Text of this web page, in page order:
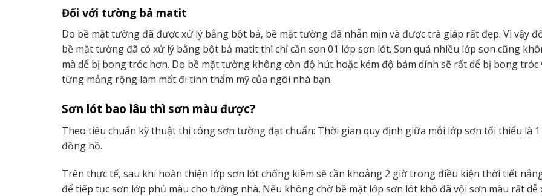
Đối với tường bả matit
Do bề mặt tường đã được xử lý bằng bột bả, bề mặt tường đã nhẵn mịn và được trà giáp rất đẹp. Vì vậy
bề mặt tường đã có xử lý bằng bột bả matit thì chỉ cần sơn 01 lớp sơn lót. Sơn quá nhiều lớp sơn cũng
mà dể bị bong tróc hơn. Do bề mặt tường không còn độ hút hoặc kém độ bám dính sẽ rất dể bị bong tróc
từng mảng rộng làm mất đi tính thẩm mỹ của ngôi nhà bạn.
Sơn lót bao lâu thì sơn màu được?
Theo tiêu chuẩn kỹ thuật thi công sơn tường đạt chuẩn: Thời gian quy định giữa mỗi lớp sơn tối thiểu là
đồng hồ.
Trên thực tế, sau khi hoàn thiện lớp sơn lót chống kiềm sẽ cần khoảng 2 giờ trong điều kiện thời tiết
để tiếp tục sơn lớp phủ màu cho tường nhà. Nếu không chờ bề mặt lớp sơn lót khô đã vội sơn màu rất dễ